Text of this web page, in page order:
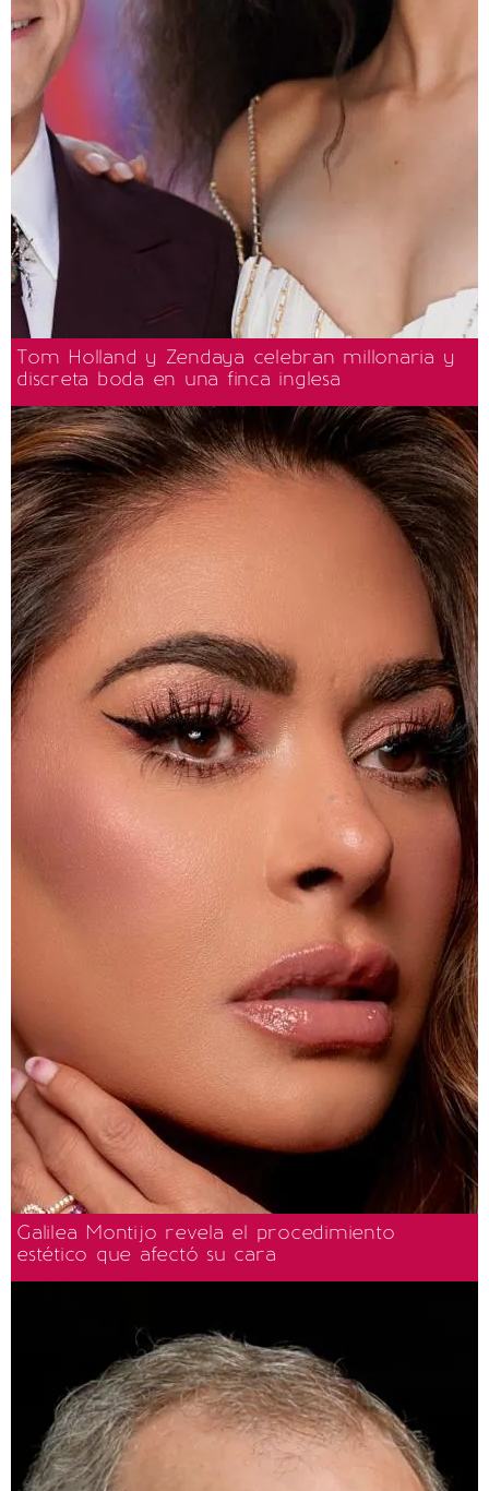
Tom Holland y Zendaya celebran millonaria y
discreta boda en una finca inglesa
Galilea Montijo revela el procedimiento
estético que afectó su cara